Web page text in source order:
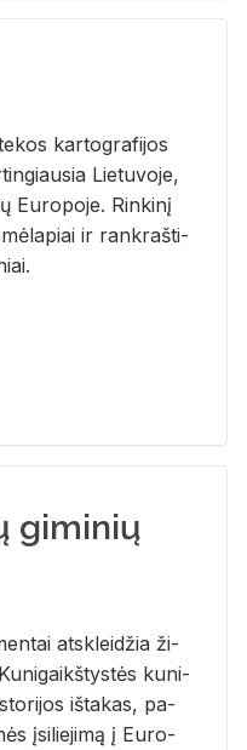
kar­to­gra­fi­jos
Lie­tu­vo­je,
Eu­ro­po­je. Rin­ki­nį
ir rank­raš­ti­
giminių
at­sklei­džia ži­
ku­ni­
iš­ta­kas, pa­
įsi­lie­ji­mą į Eu­ro­